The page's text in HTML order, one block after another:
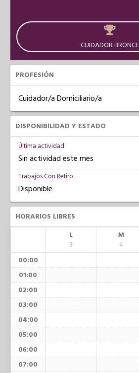
CUIDADOR BRONCE
PROFESIÓN
Cuidador/a Domiciliario/a
DISPONIBILIDAD Y ESTADO
Última actividad
Sin actividad este mes
Trabajos Con Retiro
Disponible
HORARIOS LIBRES
L
3
M
4
00:00
01:00
02:00
03:00
04:00
05:00
06:00
07:00